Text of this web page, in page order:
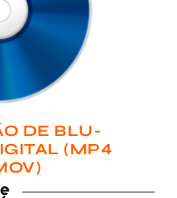
DE BLU-
(MP4